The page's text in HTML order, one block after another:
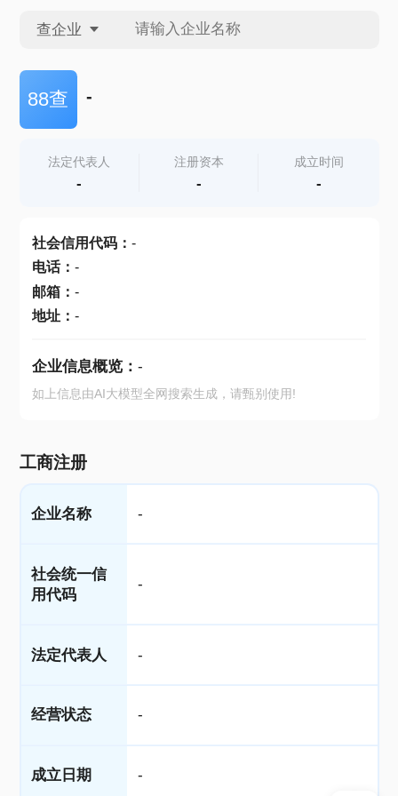
查企业
查企业
查产地
88查 -
法定代表人
-
注册资本
-
成立时间
-
社会信用代码： -
电话： -
邮箱： -
地址： -
企业信息概览： -
如上信息由AI大模型全网搜索生成，请甄别使用!
工商注册
企业名称 -
社会统一信
用代码
-
法定代表人 -
经营状态 -
成立日期 -